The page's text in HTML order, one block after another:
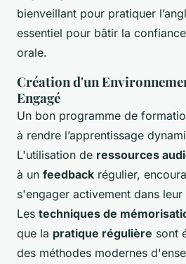
bienveillant pour pratiquer
essentiel pour bâtir la
orale.
Création d'un
Engagé
Un bon programme de
à rendre l’apprentissage
L'utilisation de ressources
à un feedback régulier,
s'engager activement dans
Les techniques de
que la pratique régulière sont
des méthodes modernes